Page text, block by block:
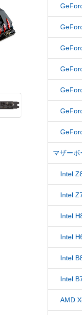
マザーボ
Intel
Intel
Intel
Intel
Intel
Intel
AMD